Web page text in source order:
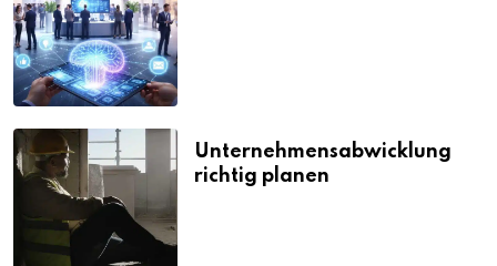
Unternehmensabwicklung
richtig planen